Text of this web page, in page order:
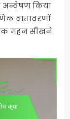
अन्वेषण किया
वातावरणों
गहन सीखने